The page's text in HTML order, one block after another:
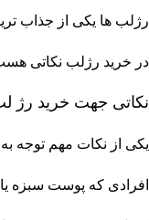
رژلب ها یکی از جذاب
در خرید رژلب نکاتی هست
نکاتی جهت خرید رژ
یکی از نکات مهم توجه
افرادی که پوست سبزه